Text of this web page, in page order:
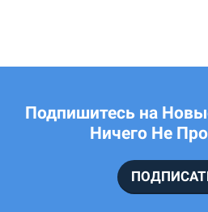
Подпишитесь на
Ничего Не